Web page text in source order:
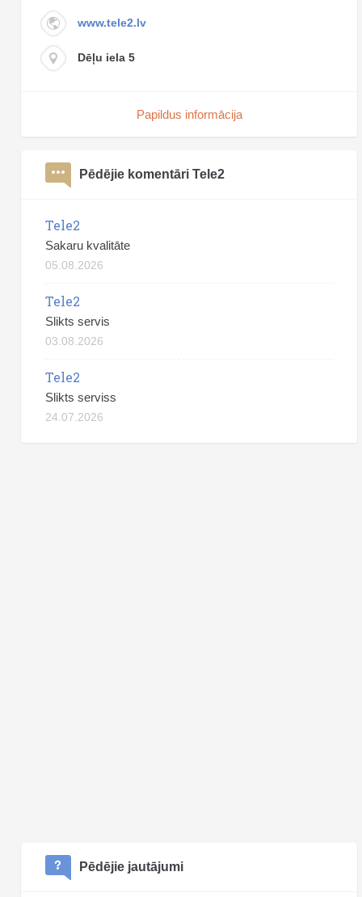
www.tele2.lv
Dēļu iela 5
Papildus informācija
Pēdējie komentāri Tele2
Tele2
Sakaru kvalitāte
05.08.2026
Tele2
Slikts servis
03.08.2026
Tele2
Slikts serviss
24.07.2026
Pēdējie jautājumi